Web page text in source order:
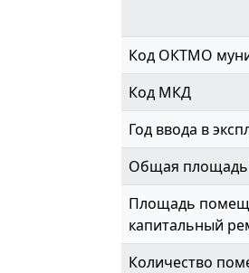
Код ОКТМО
Код МКД
Год ввода в
Общая
Площадь
капитальный
Количество